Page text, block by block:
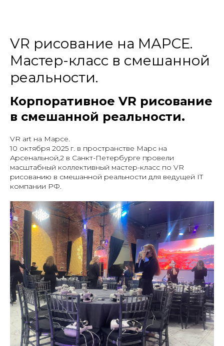
VR рисование на МАРСЕ.
Мастер-класс в смешанной
реальности.
Корпоративное VR рисование
в смешанной реальности.
VR art на Марсе.
10 октября 2025 г. в пространстве Марс на
Арсенальной,2 в Санкт-Петербурге провели
масштабный коллективный мастер-класс по VR
рисованию в смешанной реальности для ведущей IT
компании РФ.